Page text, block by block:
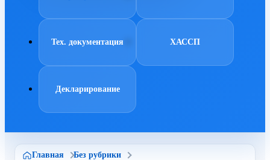
Тех. документация ХАССП
Декларирование
Главная
Без рубрики